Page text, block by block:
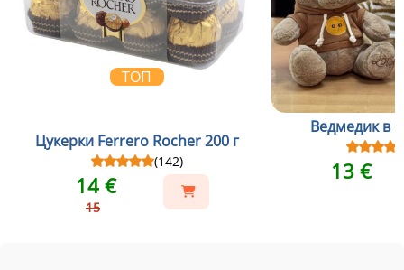
ТОП
Цукерки Ferrero Rocher 200 г
(142)
14 €
15
Ведмедик в
13 €